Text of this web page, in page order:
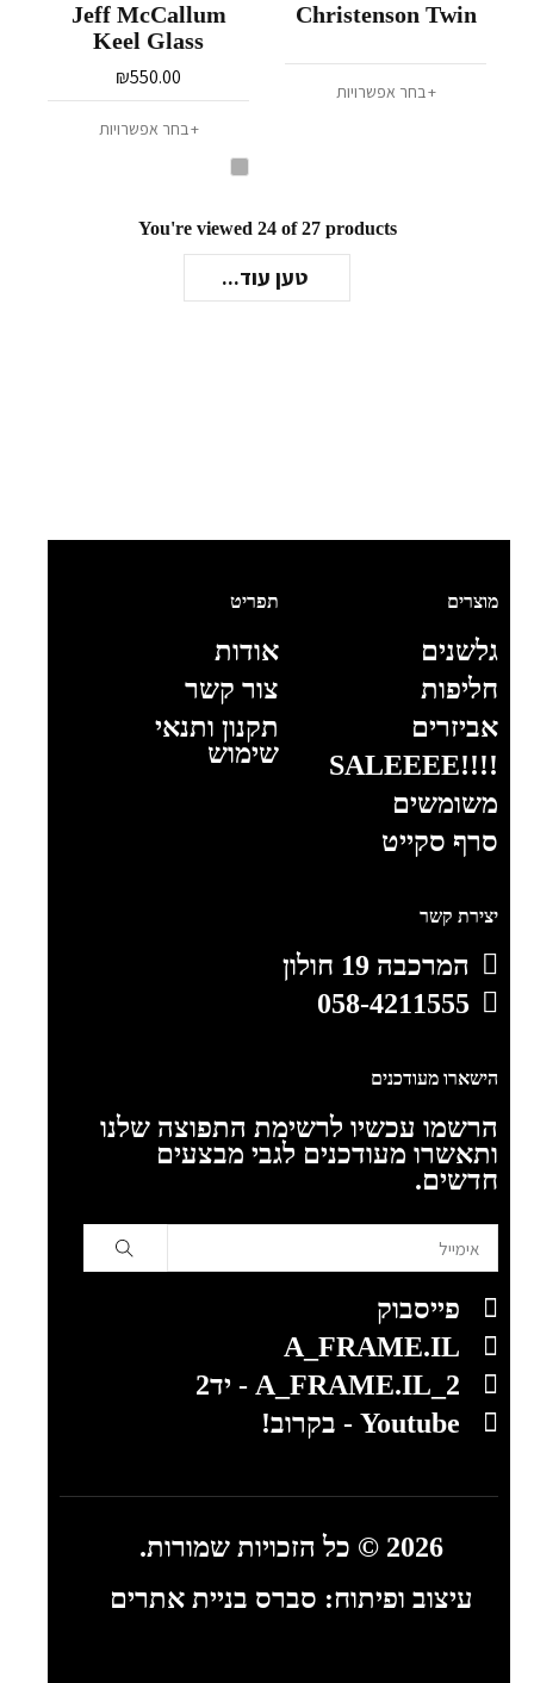
Christenson Twin
בחר אפשרויות
Jeff McCallum
Keel Glass
₪550.00
בחר אפשרויות
You're viewed 24 of 27 products
טען עוד...
מוצרים
גלשנים
חליפות
אביזרים
!!!!SALEEEE
משומשים
סרף סקייט
תפריט
אודות
צור קשר
תקנון ותנאי
שימוש
יצירת קשר
המרכבה 19 חולון
058-4211555
הישארו מעודכנים
הרשמו עכשיו לרשימת התפוצה שלנו
ותאשרו מעודכנים לגבי מבצעים
חדשים.
פייסבוק
A_FRAME.IL
A_FRAME.IL_2 - יד2
Youtube - בקרוב!
2026 © כל הזכויות שמורות.
עיצוב ופיתוח: סברס בניית אתרים